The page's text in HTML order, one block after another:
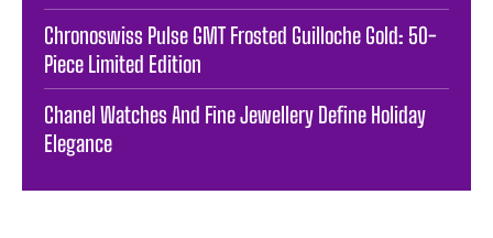
Chronoswiss Pulse GMT Frosted Guilloche Gold: 50-
Piece Limited Edition
Chanel Watches And Fine Jewellery Define Holiday
Elegance